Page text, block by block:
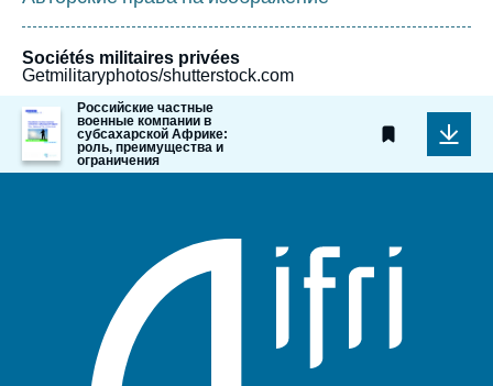
Sociétés militaires privées
Getmilitaryphotos/shutterstock.com
Image
de
couverture
de
Российские частные
военные компании в
субсахарской Африке:
роль, преимущества и
ограничения